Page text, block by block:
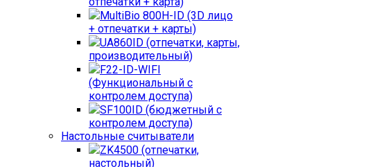
MultiBio 800H-ID (3D лицо
+ отпечатки + карты)
UA860ID (отпечатки, карты,
производительный)
F22-ID-WIFI
(Функциональный с
контролем доступа)
SF100ID (бюджетный с
контролем доступа)
Настольные считыватели
ZK4500 (отпечатки,
настольный)